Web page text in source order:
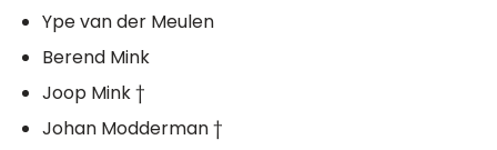
Ype van der Meulen
Berend Mink
Joop Mink †
Johan Modderman †